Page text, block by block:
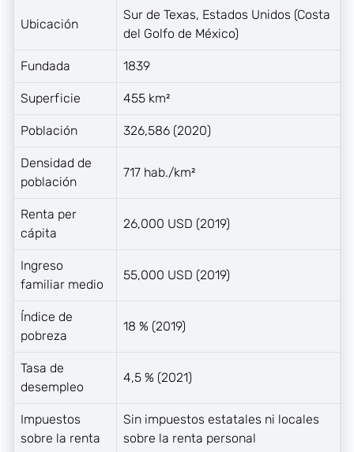
Ubicación
Sur de Texas, Estados Unidos (Costa
del Golfo de México)
Fundada 1839
Superficie 455 km²
Población 326,586 (2020)
Densidad de
población
717 hab./km²
Renta per
cápita
26,000 USD (2019)
Ingreso
familiar medio
55,000 USD (2019)
Índice de
pobreza
18 % (2019)
Tasa de
desempleo
4,5 % (2021)
Impuestos
sobre la renta
Sin impuestos estatales ni locales
sobre la renta personal